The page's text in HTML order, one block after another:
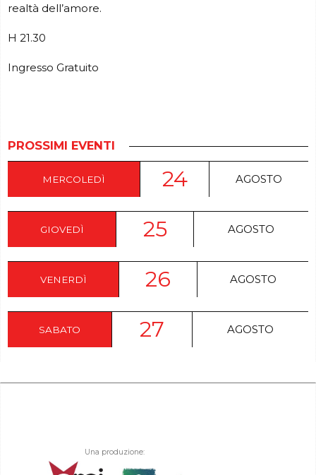
realtà dell’amore.
H 21.30
Ingresso Gratuito
PROSSIMI EVENTI
MERCOLEDÌ 24 AGOSTO
GIOVEDÌ 25 AGOSTO
VENERDÌ 26 AGOSTO
SABATO 27 AGOSTO
Una produzione: